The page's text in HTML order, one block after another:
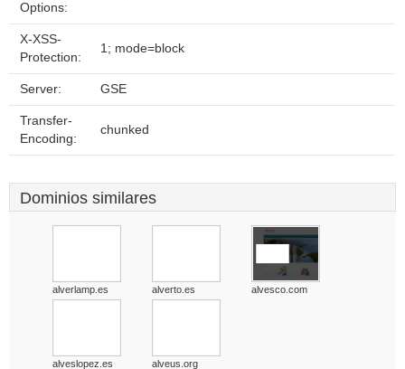
Options:
X-XSS-
Protection:
1; mode=block
Server: GSE
Transfer-
Encoding:
chunked
Dominios similares
alverlamp.es alverto.es alvesco.com
alveslopez.es alveus.org